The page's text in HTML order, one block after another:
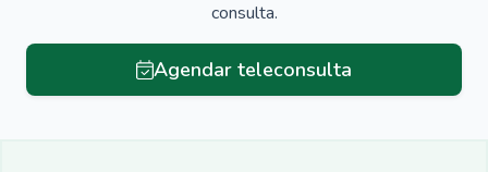
consulta.
Agendar teleconsulta